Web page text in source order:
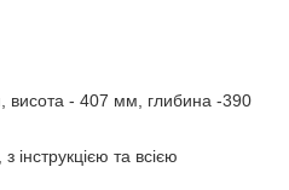
- 407 мм, глибина -390
інструкцією та всією